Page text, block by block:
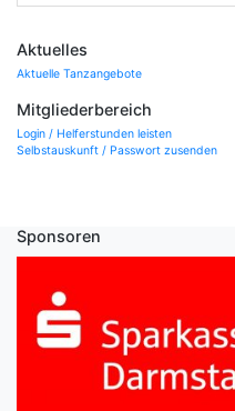
Aktuelles
Aktuelle Tanzangebote
Mitgliederbereich
Login / Helferstunden leisten
Selbstauskunft / Passwort zusenden
Sponsoren